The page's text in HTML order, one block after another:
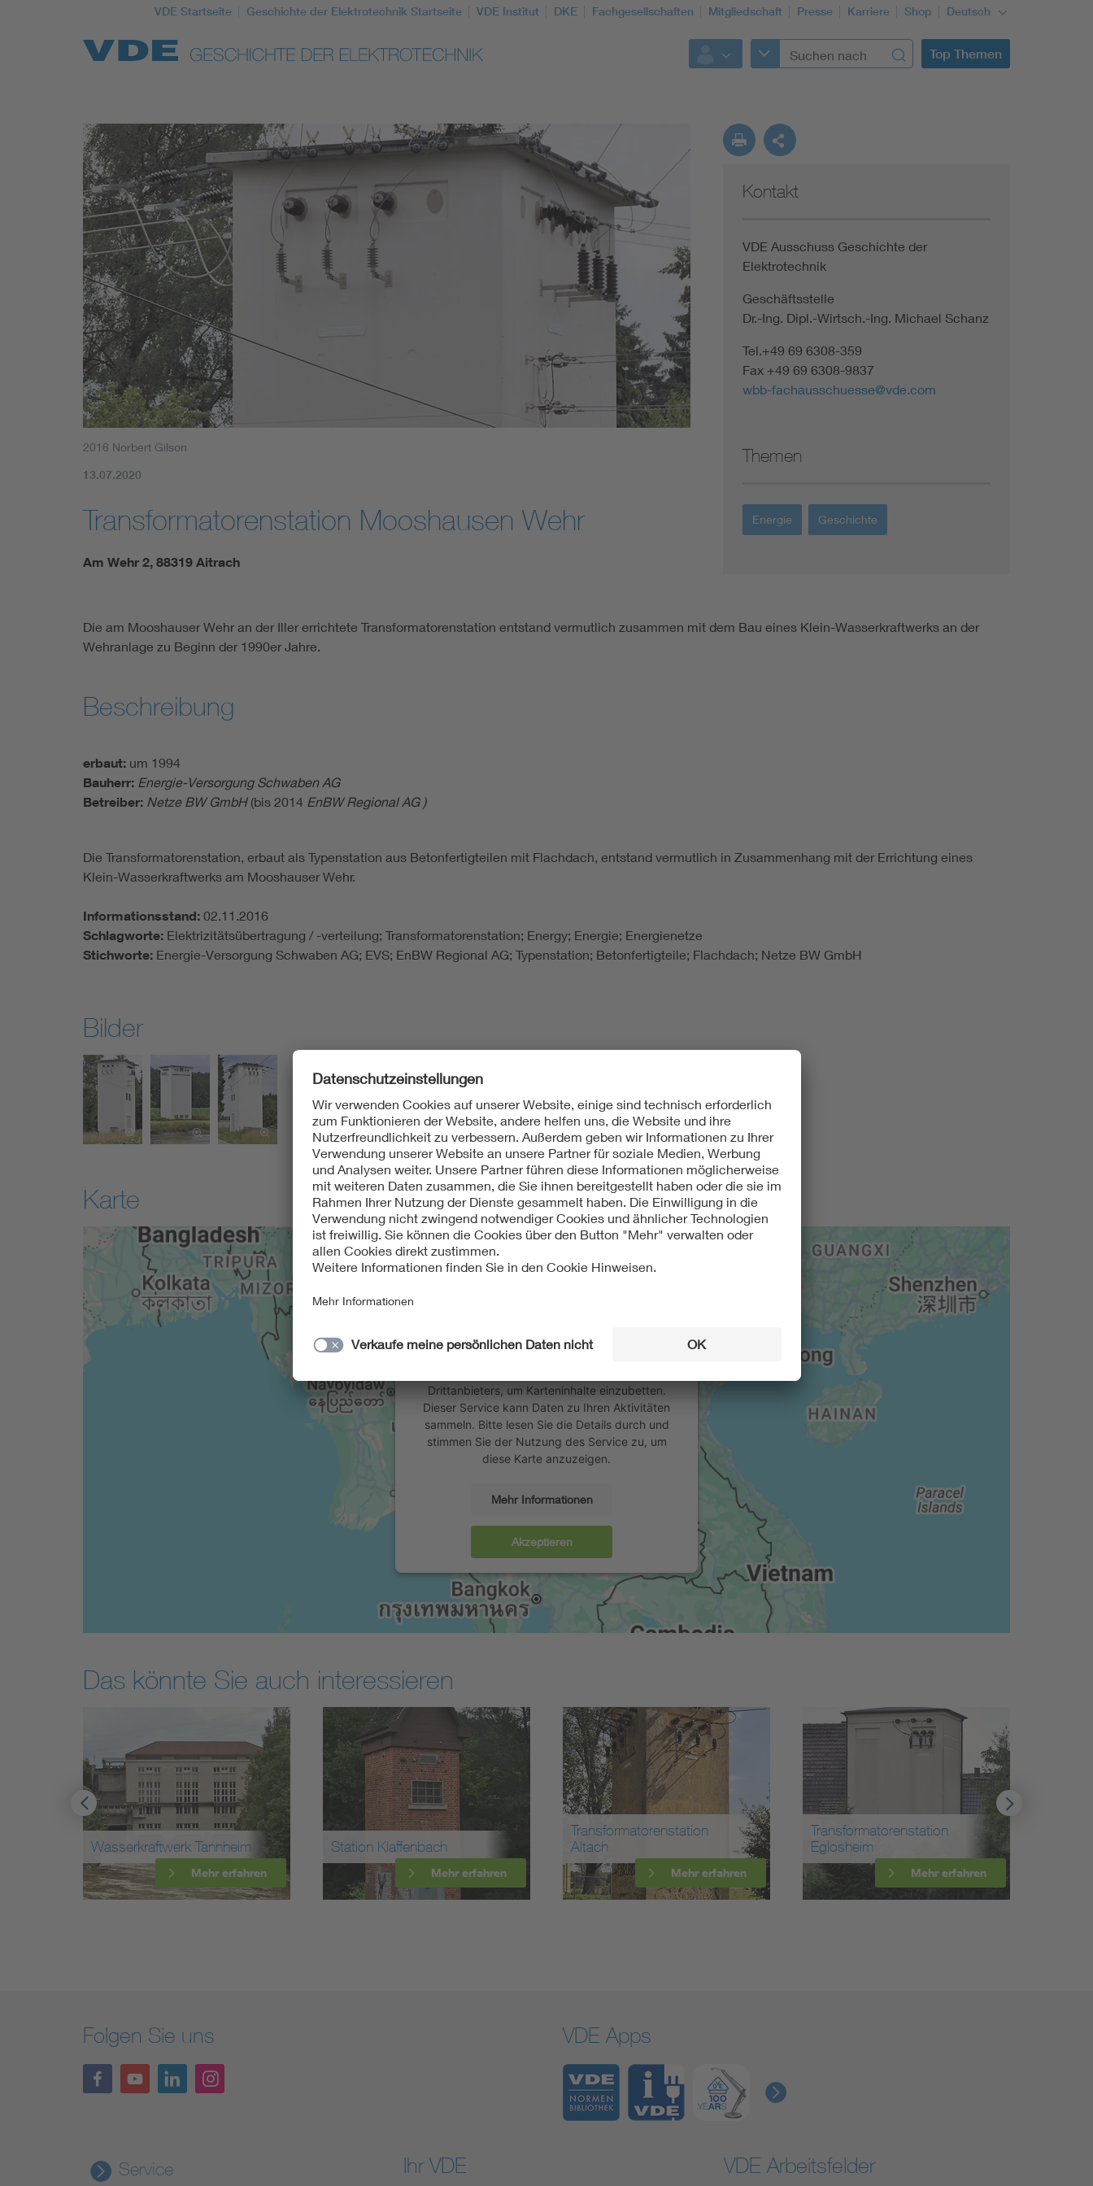
VDE Startseite Geschichte der Elektrotechnik Startseite VDE Institut DKE Fachgesellschaften Mitgliedschaft Presse Karriere Shop Deutsch
Top Themen
Top Themen
Weitere Themen
2016 Norbert Gilson
13.07.2020
Transformatorenstation Mooshausen Wehr
Am Wehr 2, 88319 Aitrach
Kontakt
VDE Ausschuss Geschichte der
Elektrotechnik
Geschäftsstelle
Dr.-Ing. Dipl.-Wirtsch.-Ing. Michael Schanz
Tel.+49 69 6308-359
Fax +49 69 6308-9837
wbb-fachausschuesse@vde.com
Themen
Energie Geschichte
Die am Mooshauser Wehr an der Iller errichtete Transformatorenstation entstand vermutlich zusammen mit dem Bau eines Klein-Wasserkraftwerks an der
Wehranlage zu Beginn der 1990er Jahre.
Beschreibung
erbaut: um 1994
Bauherr: Energie-Versorgung Schwaben AG
Betreiber: Netze BW GmbH(bis 2014 EnBW Regional AG )
Die Transformatorenstation, erbaut als Typenstation aus Betonfertigteilen mit Flachdach, entstand vermutlich in Zusammenhang mit der Errichtung eines
Klein-Wasserkraftwerks am Mooshauser Wehr.
Informationsstand: 02.11.2016
Schlagworte: Elektrizitätsübertragung / -verteilung; Transformatorenstation; Energy; Energie; Energienetze
Stichworte: Energie-Versorgung Schwaben AG; EVS; EnBW Regional AG; Typenstation; Betonfertigteile; Flachdach; Netze BW GmbH
Bilder
Karte
Drittanbieters, um Karteninhalte einzubetten.
Dieser Service kann Daten zu Ihren Aktivitäten
sammeln. Bitte lesen Sie die Details durch und
stimmen Sie der Nutzung des Service zu, um
diese Karte anzuzeigen.
Mehr Informationen
Akzeptieren
Das könnte Sie auch interessieren
Wasserkraftwerk Tannheim
Mehr erfahren
Station Klaffenbach
Mehr erfahren
Transformatorenstation
Altach
Mehr erfahren
Transformatorenstation
Eglosheim
Mehr erfahren
Folgen Sie uns VDE Apps
Service Ihr VDE VDE Arbeitsfelder